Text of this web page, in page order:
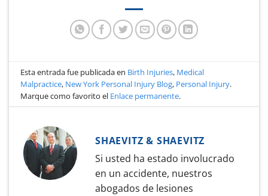
Esta entrada fue publicada en Birth Injuries, Medical
Malpractice, New York Personal Injury Blog, Personal Injury.
Marque como favorito el Enlace permanente.
SHAEVITZ & SHAEVITZ
Si usted ha estado involucrado
en un accidente, nuestros
abogados de lesiones